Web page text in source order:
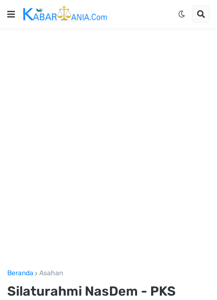
Beranda Asahan
Silaturahmi NasDem - PKS